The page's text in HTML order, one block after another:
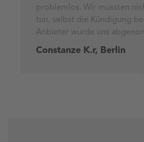
problemlos. Wir mussten
tun, selbst die Kündigung
Anbieter wurde uns
Constanze K.r, Berlin